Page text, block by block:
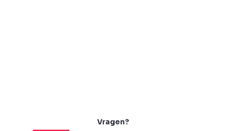
Vragen?